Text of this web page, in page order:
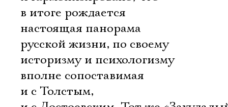
в итоге рождается
настоящая панорама
русской жизни, по своему
историзму и психологизму
вполне сопоставимая
и с Толстым,